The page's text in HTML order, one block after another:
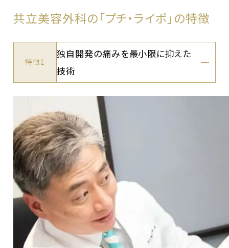
共立美容外科の「プチ・ライポ」の特徴
特徴1
独自開発の痛みを最小限に抑えた
技術